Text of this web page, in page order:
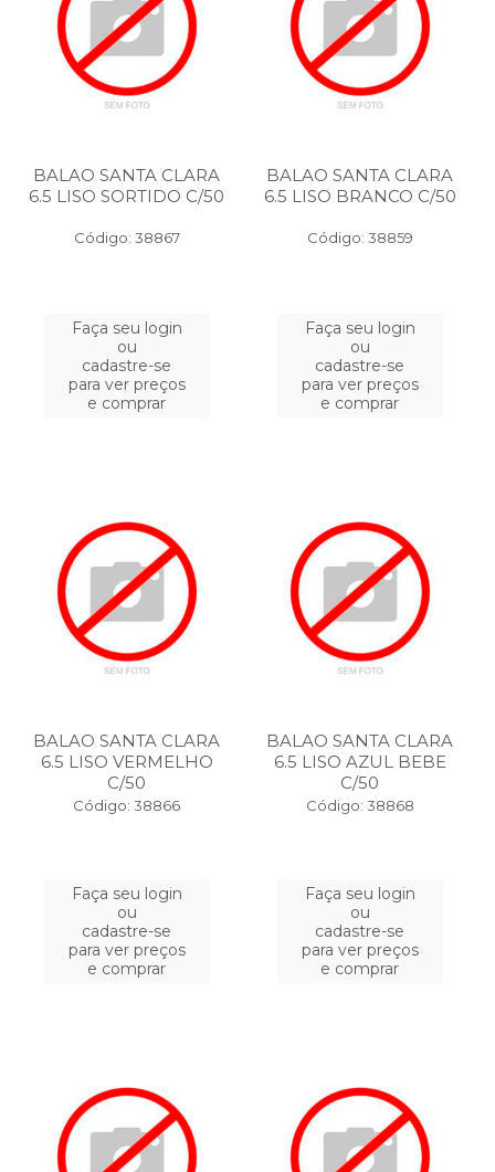
BALAO SANTA CLARA
6.5 LISO SORTIDO C/50
Código: 38867
Faça seu login
ou
cadastre-se
para ver preços
e comprar
BALAO SANTA CLARA
6.5 LISO BRANCO C/50
Código: 38859
Faça seu login
ou
cadastre-se
para ver preços
e comprar
BALAO SANTA CLARA
6.5 LISO VERMELHO
C/50
Código: 38866
Faça seu login
ou
cadastre-se
para ver preços
e comprar
BALAO SANTA CLARA
6.5 LISO AZUL BEBE
C/50
Código: 38868
Faça seu login
ou
cadastre-se
para ver preços
e comprar